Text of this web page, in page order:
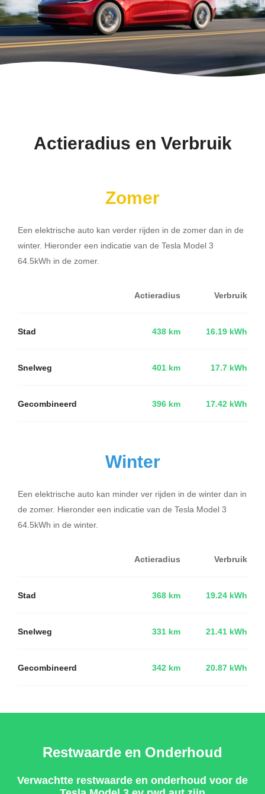
Actieradius en Verbruik
Zomer
Een elektrische auto kan verder rijden in de zomer dan in de
winter. Hieronder een indicatie van de Tesla Model 3
64.5kWh in de zomer.
Actieradius Verbruik
Stad 438 km 16.19 kWh
Snelweg 401 km 17.7 kWh
Gecombineerd 396 km 17.42 kWh
Winter
Een elektrische auto kan minder ver rijden in de winter dan in
de zomer. Hieronder een indicatie van de Tesla Model 3
64.5kWh in de winter.
Actieradius Verbruik
Stad 368 km 19.24 kWh
Snelweg 331 km 21.41 kWh
Gecombineerd 342 km 20.87 kWh
Restwaarde en Onderhoud
Verwachtte restwaarde en onderhoud voor de